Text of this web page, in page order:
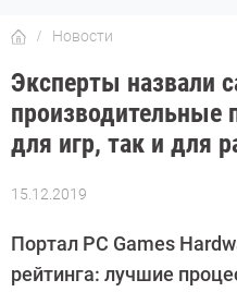
Новости
Эксперты назвали
производительные
для игр, так и для
15.12.2019
Автор:
Кошик
Портал PC Games
рейтинга: лучшие